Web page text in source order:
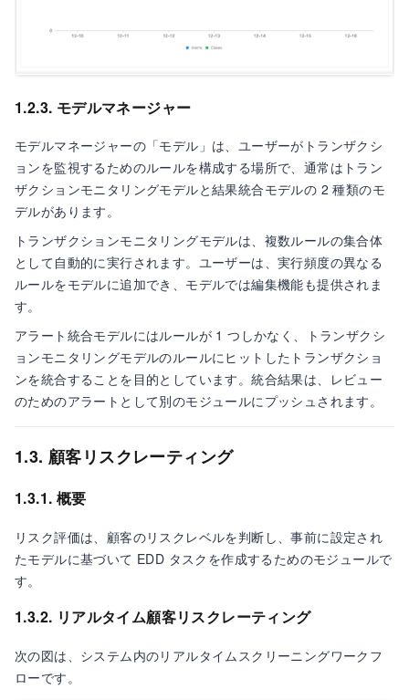
1.2.3. モデルマネージャー
モデルマネージャーの「モデル」は、ユーザーがトランザクシ
ョンを監視するためのルールを構成する場所で、通常はトラン
ザクションモニタリングモデルと結果統合モデルの 2 種類のモ
デルがあります。
トランザクションモニタリングモデルは、複数ルールの集合体
として自動的に実行されます。ユーザーは、実行頻度の異なる
ルールをモデルに追加でき、モデルでは編集機能も提供されま
す。
アラート統合モデルにはルールが 1 つしかなく、トランザクシ
ョンモニタリングモデルのルールにヒットしたトランザクショ
ンを統合することを目的としています。統合結果は、レビュー
のためのアラートとして別のモジュールにプッシュされます。
1.3. 顧客リスクレーティング
1.3.1. 概要
リスク評価は、顧客のリスクレベルを判断し、事前に設定され
たモデルに基づいて EDD タスクを作成するためのモジュールで
す。
1.3.2. リアルタイム顧客リスクレーティング
次の図は、システム内のリアルタイムスクリーニングワークフ
ローです。